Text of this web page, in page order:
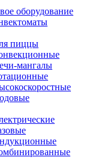
оборудование
пиццы
мангалы